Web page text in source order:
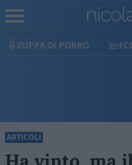
ECONOMIA
ARTICOLI